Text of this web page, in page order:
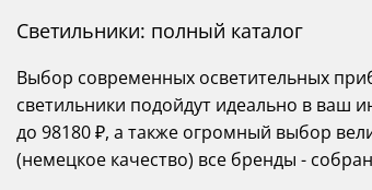
Светильники: полный каталог
Выбор современных осветительных
светильники подойдут идеально в ваш
до 98180 ₽, а также огромный выбор
(немецкое качество) все бренды -